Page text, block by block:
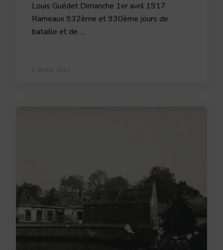
Louis Guédet Dimanche 1er avril 1917
Rameaux 932ème et 930ème jours de
bataille et de …